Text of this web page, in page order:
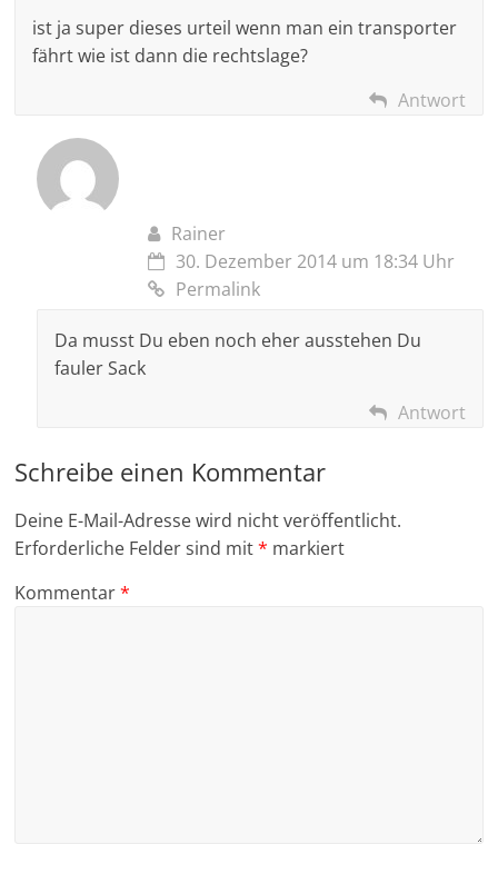
ist ja super dieses urteil wenn man ein transporter
fährt wie ist dann die rechtslage?
Antwort
Rainer
30. Dezember 2014 um 18:34 Uhr
Permalink
Da musst Du eben noch eher ausstehen Du
fauler Sack
Antwort
Schreibe einen Kommentar
Deine E-Mail-Adresse wird nicht veröffentlicht.
Erforderliche Felder sind mit* markiert
Kommentar*